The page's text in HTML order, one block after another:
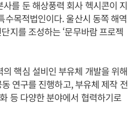
를 둔 해상풍력 회사 헥시콘이 지
수목적법인이다. 울산시 동쪽 해역
지를 조성하는 ‘문무바람 프로젝
핵심 설비인 부유체 개발을 위해
연구를 진행하고, 부유체 제작 전
등 다양한 분야에서 협력하기로